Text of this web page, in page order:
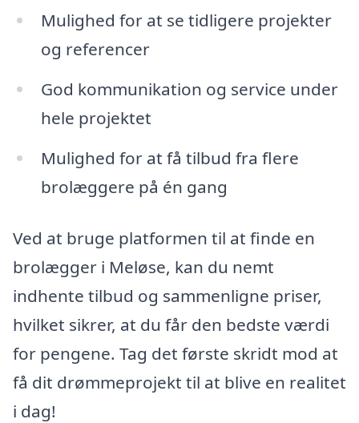
Mulighed for at se tidligere projekter
og referencer
God kommunikation og service under
hele projektet
Mulighed for at få tilbud fra flere
brolæggere på én gang
Ved at bruge platformen til at finde en
brolægger i Meløse, kan du nemt
indhente tilbud og sammenligne priser,
hvilket sikrer, at du får den bedste værdi
for pengene. Tag det første skridt mod at
få dit drømmeprojekt til at blive en realitet
i dag!